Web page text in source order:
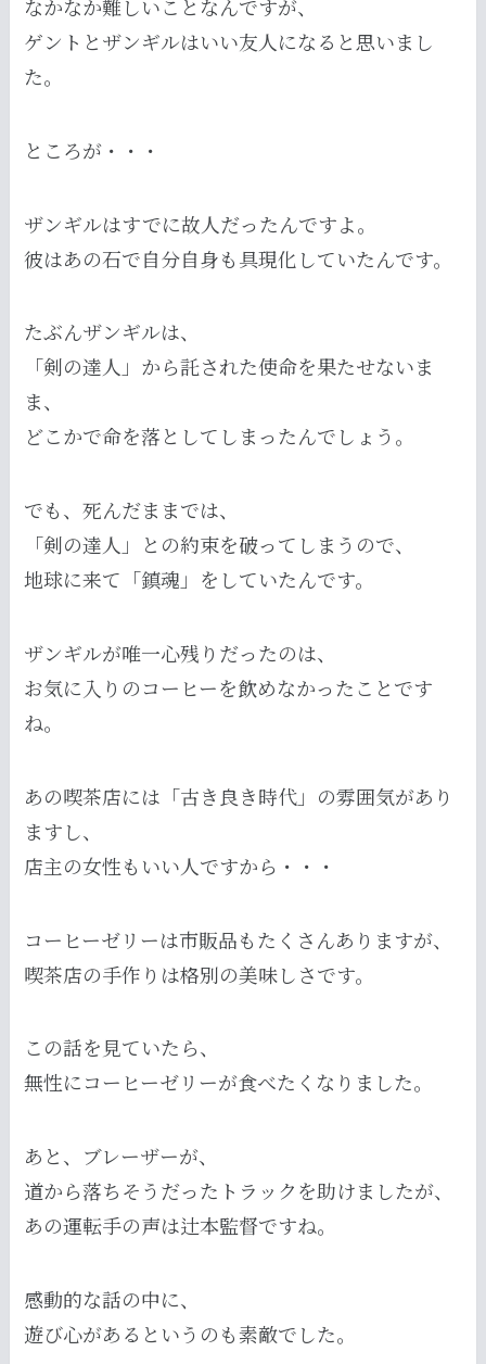
なかなか難しいことなんですが、
ゲントとザンギルはいい友人になると思いまし
た。
ところが・・・
ザンギルはすでに故人だったんですよ。
彼はあの石で自分自身も具現化していたんです。
たぶんザンギルは、
「剣の達人」から託された使命を果たせないま
ま、
どこかで命を落としてしまったんでしょう。
でも、死んだままでは、
「剣の達人」との約束を破ってしまうので、
地球に来て「鎮魂」をしていたんです。
ザンギルが唯一心残りだったのは、
お気に入りのコーヒーを飲めなかったことです
ね。
あの喫茶店には「古き良き時代」の雰囲気があり
ますし、
店主の女性もいい人ですから・・・
コーヒーゼリーは市販品もたくさんありますが、
喫茶店の手作りは格別の美味しさです。
この話を見ていたら、
無性にコーヒーゼリーが食べたくなりました。
あと、ブレーザーが、
道から落ちそうだったトラックを助けましたが、
あの運転手の声は辻本監督ですね。
感動的な話の中に、
遊び心があるというのも素敵でした。